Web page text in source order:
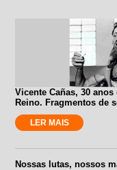
Vicente Cañas, 30
Reino. Fragmentos de
LER MAIS
Nossas lutas, nossos